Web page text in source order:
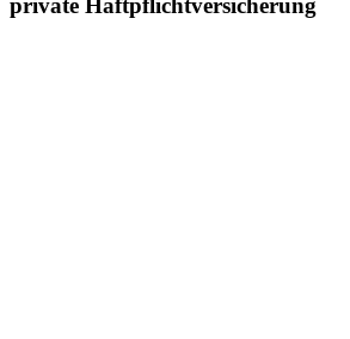
private Haftpflichtversicherung